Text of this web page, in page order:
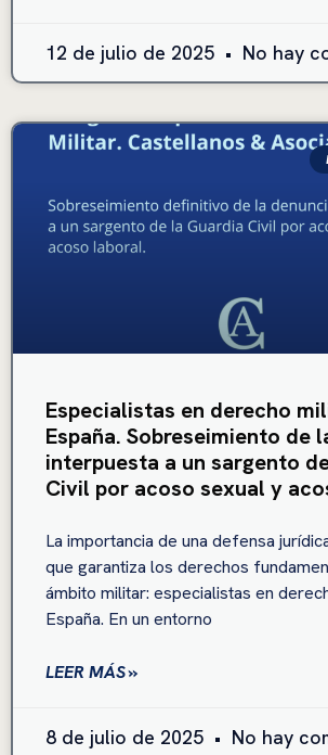
12 de julio de 2025 No hay
Especialistas en derecho
España. Sobreseimiento de
interpuesta a un sargento
Civil por acoso sexual y
La importancia de una defensa
que garantiza los derechos
ámbito militar: especialistas en
España. En un entorno
LEER MÁS »
8 de julio de 2025 No hay